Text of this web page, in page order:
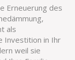
Erneuerung des
als
Investition in Ihr
weil sie